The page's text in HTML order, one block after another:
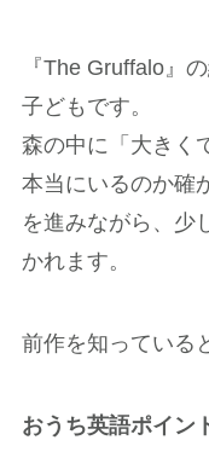
『The Gruffalo』
子どもです。
森の中に「大きく
本当にいるのか確
を進みながら、少
かれます。
前作を知っている
おうち英語ポイン